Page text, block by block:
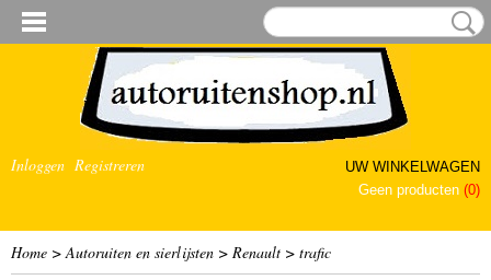
Inloggen Registreren
UW WINKELWAGEN
Geen producten (0)
Home >Autoruiten en sierlijsten > Renault > trafic